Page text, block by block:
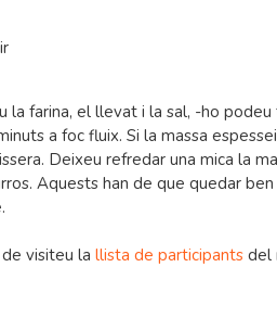
la farina, el llevat i la sal, -ho
a foc fluix. Si la massa
Deixeu refredar una mica la
Aquests han de que quedar
visiteu la llista de participants del